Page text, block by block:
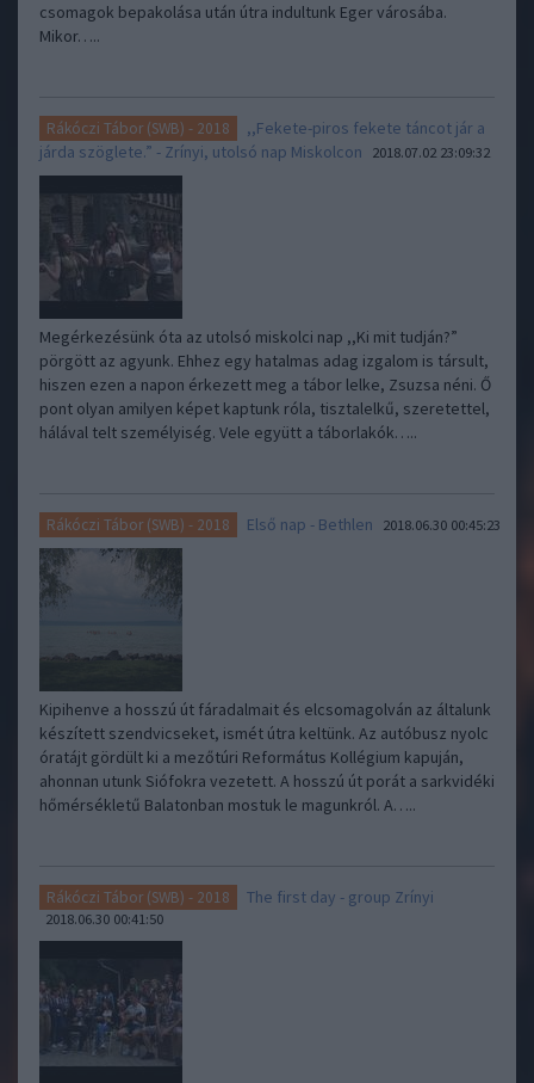
csomagok bepakolása után útra indultunk Eger városába.
Mikor…..
Rákóczi Tábor (SWB) - 2018
,,Fekete-piros fekete táncot jár a
járda szöglete.” - Zrínyi, utolsó nap Miskolcon
2018.07.02 23:09:32
Megérkezésünk óta az utolsó miskolci nap ,,Ki mit tudján?”
pörgött az agyunk. Ehhez egy hatalmas adag izgalom is társult,
hiszen ezen a napon érkezett meg a tábor lelke, Zsuzsa néni. Ő
pont olyan amilyen képet kaptunk róla, tisztalelkű, szeretettel,
hálával telt személyiség. Vele együtt a táborlakók…..
Rákóczi Tábor (SWB) - 2018 Első nap - Bethlen 2018.06.30 00:45:23
Kipihenve a hosszú út fáradalmait és elcsomagolván az általunk
készített szendvicseket, ismét útra keltünk. Az autóbusz nyolc
óratájt gördült ki a mezőtúri Református Kollégium kapuján,
ahonnan utunk Siófokra vezetett. A hosszú út porát a sarkvidéki
hőmérsékletű Balatonban mostuk le magunkról. A…..
Rákóczi Tábor (SWB) - 2018 The first day - group Zrínyi
2018.06.30 00:41:50